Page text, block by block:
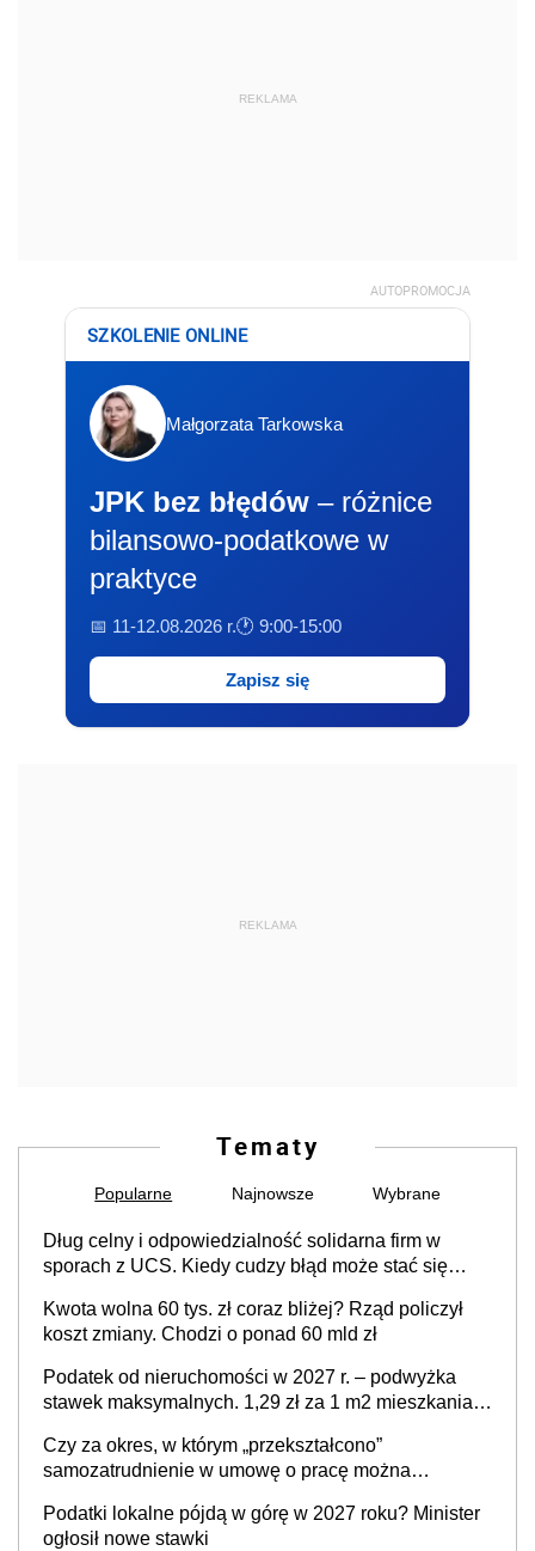
REKLAMA
AUTOPROMOCJA
SZKOLENIE ONLINE
Małgorzata Tarkowska
JPK bez błędów – różnice
bilansowo-podatkowe w
praktyce
📅 11-12.08.2026 r.🕐 9:00-15:00
Zapisz się
REKLAMA
Tematy
Popularne Najnowsze Wybrane
Dług celny i odpowiedzialność solidarna firm w
sporach z UCS. Kiedy cudzy błąd może stać się
Kwota wolna 60 tys. zł coraz bliżej? Rząd policzył
koszt zmiany. Chodzi o ponad 60 mld zł
Podatek od nieruchomości w 2027 r. – podwyżka
stawek maksymalnych. 1,29 zł za 1 m2 mieszkania,
prowadzeniem działalności gospodarczej
Czy za okres, w którym „przekształcono”
samozatrudnienie w umowę o pracę można
cywilnoprawnej jedynym racjonalnym wyjściem
Podatki lokalne pójdą w górę w 2027 roku? Minister
ogłosił nowe stawki